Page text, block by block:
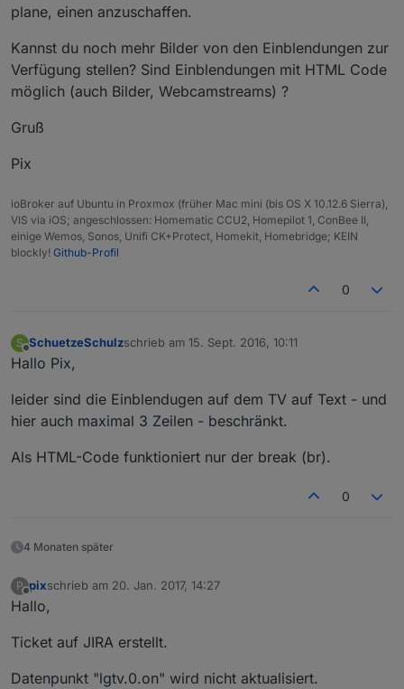
plane, einen anzuschaffen.
Kannst du noch mehr Bilder von den Einblendungen zur
Verfügung stellen? Sind Einblendungen mit HTML Code
möglich (auch Bilder, Webcamstreams) ?
Gruß
Pix
ioBroker auf Ubuntu in Proxmox (früher Mac mini (bis OS X 10.12.6 Sierra),
VIS via iOS; angeschlossen: Homematic CCU2, Homepilot 1, ConBee II,
einige Wemos, Sonos, Unifi CK+Protect, Homekit, Homebridge; KEIN
blockly! Github-Profil
0
S
Offline
SchuetzeSchulzschrieb am 15. Sept. 2016, 10:11
zuletzt editiert von
Hallo Pix,
leider sind die Einblendugen auf dem TV auf Text - und
hier auch maximal 3 Zeilen - beschränkt.
Als HTML-Code funktioniert nur der break (br).
0
4 Monaten später
P
Offline
pixschrieb am 20. Jan. 2017, 14:27
zuletzt editiert von
Hallo,
Ticket auf JIRA erstellt.
Datenpunkt "lgtv.0.on" wird nicht aktualisiert.